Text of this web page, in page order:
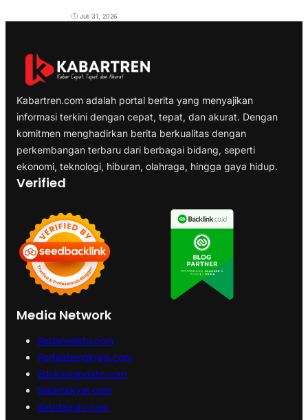
Juli 31, 2026
Kabartren.com adalah portal berita yang menyajikan
informasi terkini dengan cepat, tepat, dan akurat. Dengan
komitmen menghadirkan berita berkualitas dengan
perkembangan terbaru dari berbagai bidang, seperti
ekonomi, teknologi, hiburan, olahraga, hingga gaya hidup.
Verified
Media Network
Radarwaktu.com
Portaldemokrasi.com
Edukasiupdate.com
Nalarrakyat.com
Sabdaguru.com